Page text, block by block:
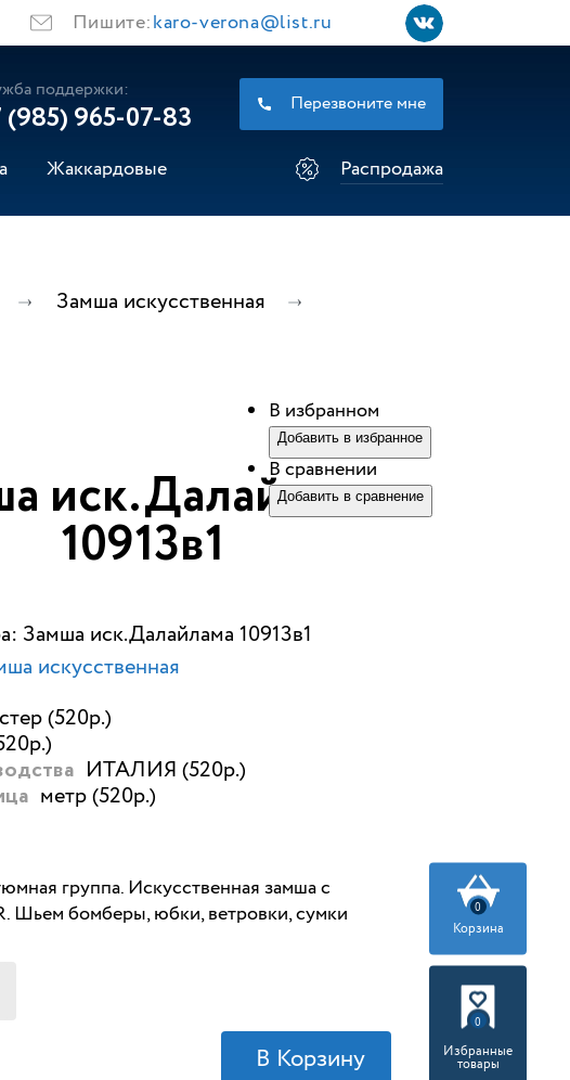
Пишите:karo-verona@list.ru
поддержки:
(985) 965-07-83
Перезвоните мне
Жаккардовые Распродажа
Замша искусственная
иск.Далайлама
10913в1
Замша иск.Далайлама 10913в1
искусственная
(520р.)
ИТАЛИЯ (520р.)
метр (520р.)
группа. Искусственная замша с
Шьем бомберы, юбки, ветровки, сумки
В избранном
Добавить в избранное
В сравнении
Добавить в сравнение
0
Корзина
0
Избранные
товары